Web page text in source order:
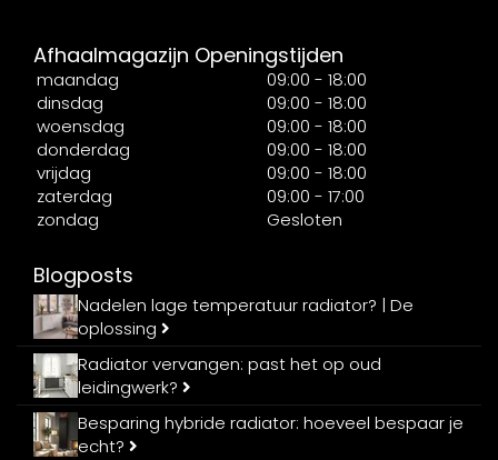
Afhaalmagazijn Openingstijden
maandag
09:00 - 18:00
dinsdag
09:00 - 18:00
woensdag
09:00 - 18:00
donderdag
09:00 - 18:00
vrijdag
09:00 - 18:00
zaterdag
09:00 - 17:00
zondag
Gesloten
Blogposts
Nadelen lage temperatuur radiator? | De
oplossing
Radiator vervangen: past het op oud
leidingwerk?
Besparing hybride radiator: hoeveel bespaar je
echt?